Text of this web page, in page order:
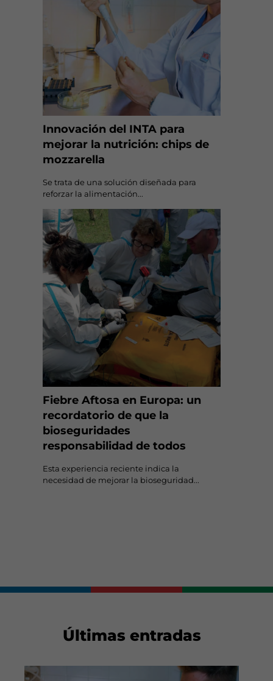
Innovación del INTA para
mejorar la nutrición: chips de
mozzarella
Se trata de una solución diseñada para
reforzar la alimentación...
Fiebre Aftosa en Europa: un
recordatorio de que la
bioseguridades
responsabilidad de todos
Esta experiencia reciente indica la
necesidad de mejorar la bioseguridad...
Últimas entradas